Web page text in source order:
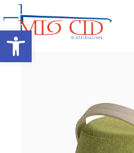
Abrir barra de herramientas